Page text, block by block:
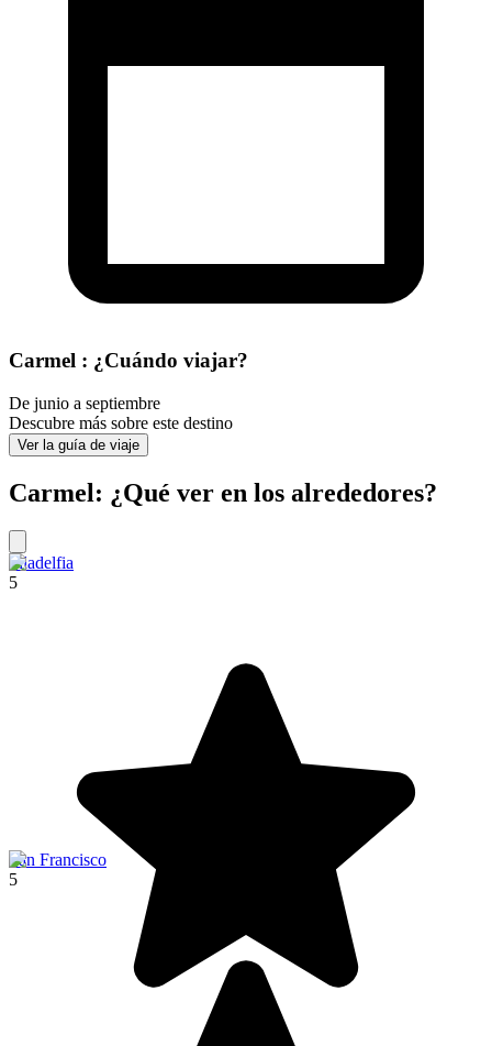
Carmel : ¿Cuándo viajar?
De junio a septiembre
Descubre más sobre este destino
Ver la guía de viaje
Carmel: ¿Qué ver en los alrededores?
Filadelfia
5
San Francisco
5